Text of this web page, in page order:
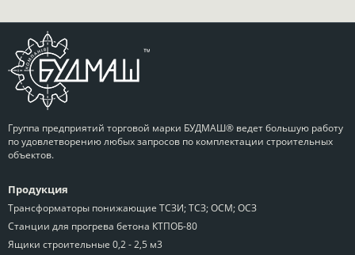
Группа предприятий торговой марки БУДМАШ® ведет большую работу
по удовлетворению любых запросов по комплектации строительных
объектов.
Продукция
Трансформаторы понижающие ТСЗИ; ТСЗ; ОСМ; ОСЗ
Станции для прогрева бетона КТПОБ-80
Ящики строительные 0,2 - 2,5 м3